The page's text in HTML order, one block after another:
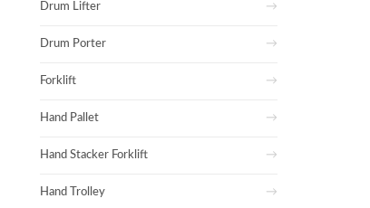
Drum Lifter
Drum Porter
Forklift
Hand Pallet
Hand Stacker Forklift
Hand Trolley